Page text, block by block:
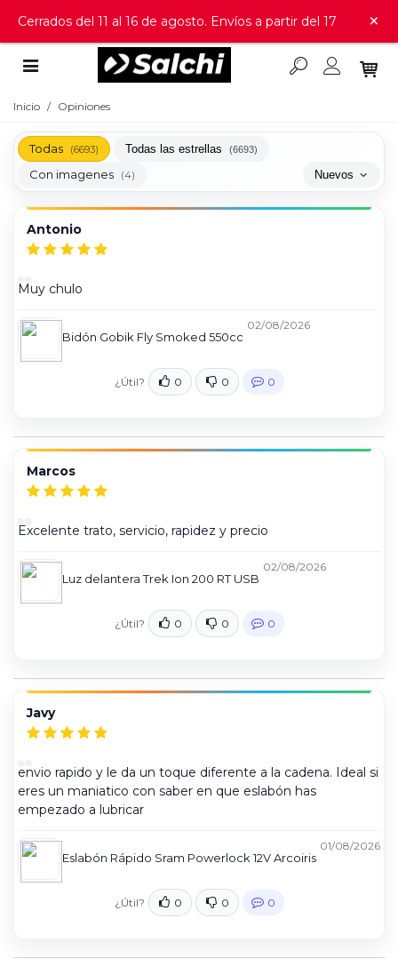
Cerrados del 11 al 16 de agosto. Envíos a partir del 17 ×
Inicio / Opiniones
Todas (6693) Todas las estrellas (6693)
Con imagenes (4) Nuevos
Antonio
Muy chulo
Bidón Gobik Fly Smoked 550cc
02/08/2026
¿Útil? 0 0 0
Marcos
Excelente trato, servicio, rapidez y precio
Luz delantera Trek Ion 200 RT USB
02/08/2026
¿Útil? 0 0 0
Javy
envio rapido y le da un toque diferente a la cadena. Ideal si
eres un maniatico con saber en que eslabón has
empezado a lubricar
Eslabón Rápido Sram Powerlock 12V Arcoiris
01/08/2026
¿Útil? 0 0 0